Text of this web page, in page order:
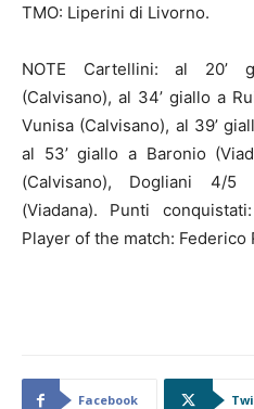
TMO: Liperini di Livorno.
NOTE Cartellini: al 20’
(Calvisano), al 34’ giallo a
Vunisa (Calvisano), al 39’
al 53’ giallo a Baronio
(Calvisano), Dogliani 4/5
(Viadana). Punti
Player of the match: Federico
Facebook